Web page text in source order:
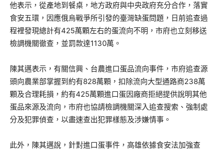
他表示，從產地到餐桌，地方政府與中央政府充分合作，落實
食安五環，因應俄烏戰爭所引發的臺灣缺蛋問題，日前追查過
程裡發現總計有425萬顆左右的蛋流向不明，市府也立刻移送
檢調機關徹查，並罰款達1130萬。
陳其邁表示，有關信興、台農進口蛋品流向事件，市府追查源
頭向農業部掌握到約有828萬顆，扣除流向大型通路商238萬
顆及合理耗損，約有425萬顆進口蛋因廠商拒絕提供說明其他
蛋品來源及流向，市府也協請檢調機關深入追查搜索、強制處
分及犯罪偵查，以盡速查出犯罪樣態及涉嫌情事。
此外，陳其邁說，針對進口蛋事件，高雄依據食安法加強查